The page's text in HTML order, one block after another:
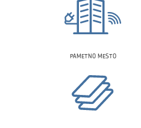
PAMETNO MESTO